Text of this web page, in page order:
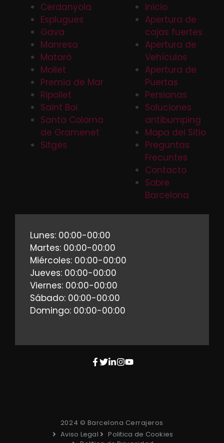
Cerdanyola
Esplugues
Gava
Manresa
Mataró
Mollet
Premia de Mar
Ripollet
Saint Boi
Santa Coloma
de Gramenet
Sitges
Inicio
Apertura de
cajas fuertes
Apertura de
Vehículos
Apertura de
Puertas
Persianas
Soluciones
antibumping
Mapa del Sitio
Preguntas
Frecuntes
Contacto
Sobre
Barcelona
Lunes: 00:00-00:00
Martes: 00:00-00:00
Miércoles: 00:00-00:00
Jueves: 00:00-00:00
Viernes: 00:00-00:00
Sábado: 00:00-00:00
Domingo: 00:00-00:00
2024 © Barcelona Cerrajeros
Aviso Legal
Politica de Cookies